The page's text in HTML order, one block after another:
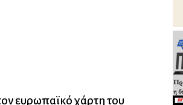
ευρωπαϊκό χάρτη του